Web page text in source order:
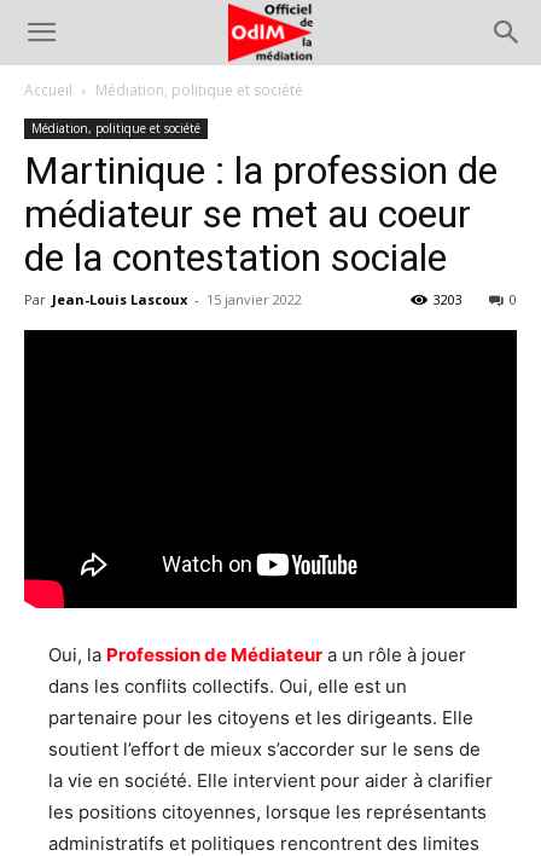
Accueil Médiation, politique et société
Médiation, politique et société
Martinique : la profession de
médiateur se met au coeur
de la contestation sociale
Par Jean-Louis Lascoux - 15 janvier 2022 0
3203
Oui, la Profession de Médiateur a un rôle à jouer
dans les conflits collectifs. Oui, elle est un
partenaire pour les citoyens et les dirigeants. Elle
soutient l’effort de mieux s’accorder sur le sens de
la vie en société. Elle intervient pour aider à clarifier
les positions citoyennes, lorsque les représentants
administratifs et politiques rencontrent des limites